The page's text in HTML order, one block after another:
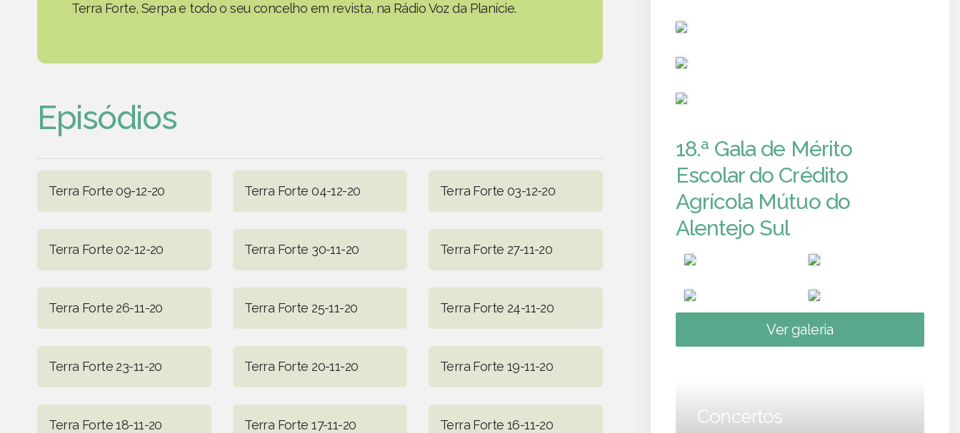
Terra Forte, Serpa e todo o seu concelho em revista, na Rádio Voz da Planície.
Episódios
Terra Forte 09-12-20 Terra Forte 04-12-20 Terra Forte 03-12-20
Terra Forte 02-12-20 Terra Forte 30-11-20 Terra Forte 27-11-20
Terra Forte 26-11-20 Terra Forte 25-11-20 Terra Forte 24-11-20
Terra Forte 23-11-20 Terra Forte 20-11-20 Terra Forte 19-11-20
Terra Forte 18-11-20 Terra Forte 17-11-20 Terra Forte 16-11-20
18.ª Gala de Mérito
Escolar do Crédito
Agrícola Mútuo do
Alentejo Sul
Ver galeria
Concertos